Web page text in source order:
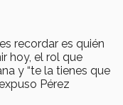
recordar es quién
hoy, el rol que
y “te la tienes que
Pérez